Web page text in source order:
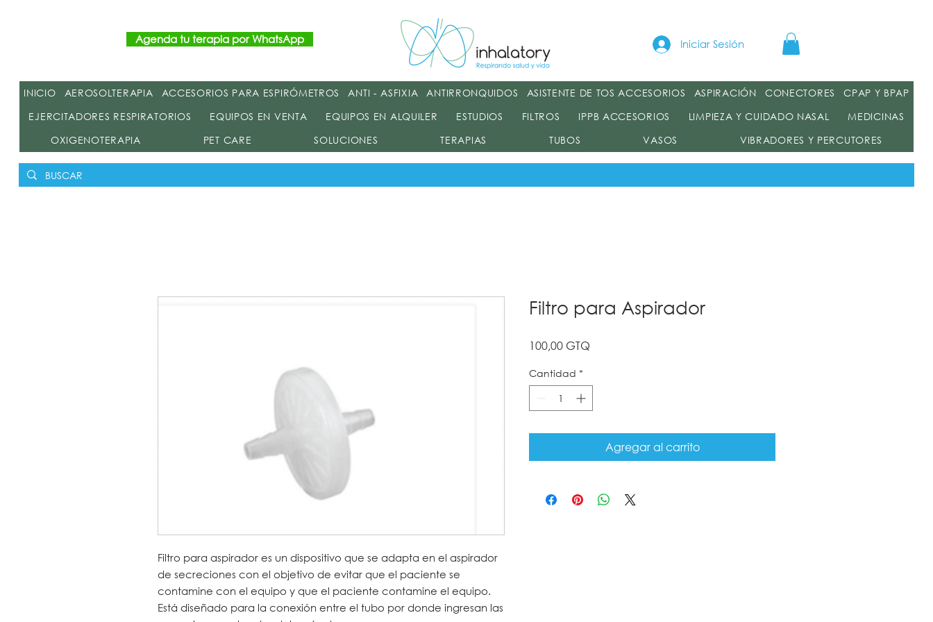
Agenda tu terapia por WhatsApp Iniciar Sesión
INICIO AEROSOLTERAPIA ACCESORIOS PARA ESPIRÓMETROS ANTI - ASFIXIA ANTIRRONQUIDOS ASISTENTE DE TOS ACCESORIOS ASPIRACIÓN CONECTORES
CPAP Y BPAP
EJERCITADORES RESPIRATORIOS
EQUIPOS EN VENTA EQUIPOS EN ALQUILER ESTUDIOS FILTROS IPPB ACCESORIOS LIMPIEZA Y CUIDADO NASAL
MEDICINAS
OXIGENOTERAPIA
PET CARE SOLUCIONES TERAPIAS TUBOS VASOS VIBRADORES Y PERCUTORES
Filtro para aspirador es un dispositivo que se adapta en el aspirador
de secreciones con el objetivo de evitar que el paciente se
contamine con el equipo y que el paciente contamine el equipo.
Está diseñado para la conexión entre el tubo por donde ingresan las
Filtro para Aspirador
100,00 GTQ
Cantidad *
Agregar al carrito